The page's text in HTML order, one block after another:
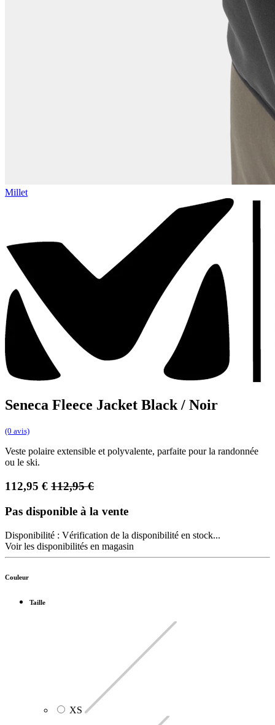
Millet
Seneca Fleece Jacket Black / Noir
(0 avis)
Veste polaire extensible et polyvalente, parfaite pour la randonnée
ou le ski.
112,95 € 112,95€
Pas disponible à la vente
Disponibilité : Vérification de la disponibilité en stock...
Voir les disponibilités en magasin
Couleur
Taille
XS